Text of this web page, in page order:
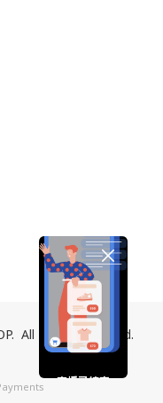
All Rights Reserved.
直播已結束